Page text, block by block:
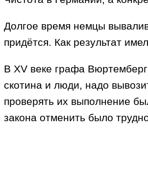
Долгое время немцы
придётся. Как результат
В XV веке графа
скотина и люди, надо
проверять их выполнение
закона отменить было